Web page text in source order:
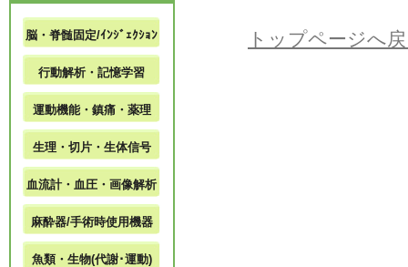
トップページへ
脳・脊髄固定/ｲﾝｼﾞｪｸｼｮﾝ
行動解析・記憶学習
運動機能・鎮痛・薬理
生理・切片・生体信号
血流計・血圧・画像解析
麻酔器/手術時使用機器
魚類・生物(代謝･運動)